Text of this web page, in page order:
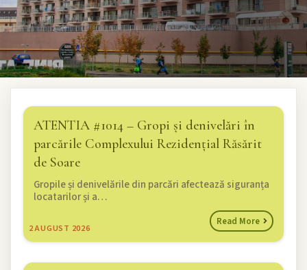
ATENTIA #1014 – Gropi și denivelări în
parcările Complexului Rezidențial Răsărit
de Soare
2 AUGUST 2026
Gropile și denivelările din parcări afectează siguranța
locatarilor și a…
Read More